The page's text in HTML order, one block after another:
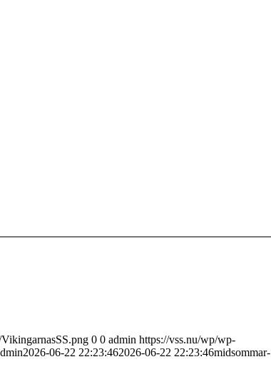
0 0 admin https://vss.nu/wp/wp-
2026-06-22 22:23:462026-06-22 22:23:46midsommar-